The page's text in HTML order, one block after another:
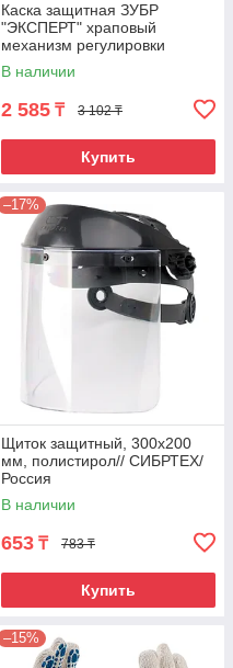
Каска защитная ЗУБР
"ЭКСПЕРТ" храповый
механизм регулировки
размера, оранжевая
В наличии
2 585 ₸ 3 102 ₸
Купить
–17%
Щиток защитный, 300х200
мм, полистирол// СИБРТЕХ/
Россия
В наличии
653 ₸ 783 ₸
Купить
–15%